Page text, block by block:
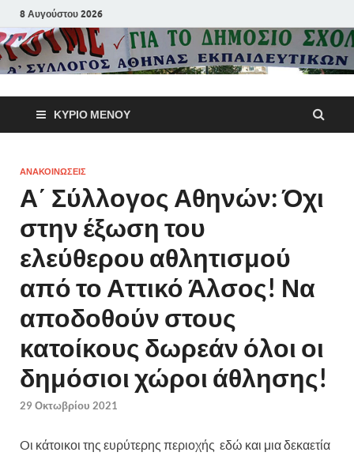
8 Αυγούστου 2026
Α΄
Αθηνών
Π.Ε.
ΚΎΡΙΟ ΜΕΝΟΎ
ΑΝΑΚΟΙΝΩΣΕΙΣ
Α΄ Σύλλογος Αθηνών: Όχι
στην έξωση του
ελεύθερου αθλητισμού
από το Αττικό Άλσος! Να
αποδοθούν στους
κατοίκους δωρεάν όλοι οι
δημόσιοι χώροι άθλησης!
29 Οκτωβρίου 2021
Oι κάτοικοι της ευρύτερης περιοχής εδώ και μια δεκαετία